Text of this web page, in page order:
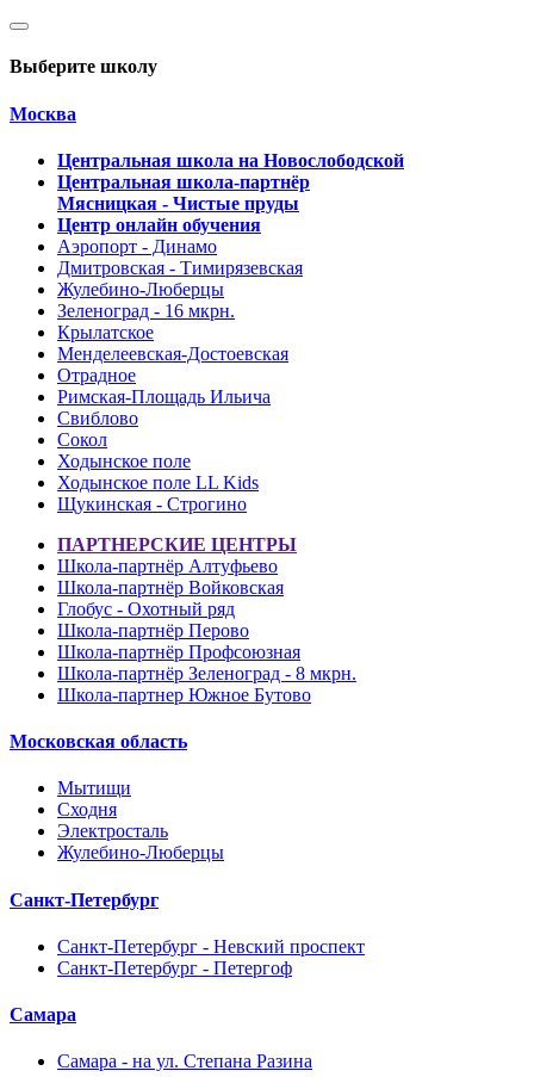
Выберите школу
Москва
Центральная школа на Новослободской
Центральная школа-партнёр
Мясницкая - Чистые пруды
Центр онлайн обучения
Аэропорт - Динамо
Дмитровская - Тимирязевская
Жулебино-Люберцы
Зеленоград - 16 мкрн.
Крылатское
Менделеевская-Достоевская
Отрадное
Римская-Площадь Ильича
Свиблово
Сокол
Ходынское поле
Ходынское поле LL Kids
Щукинская - Строгино
ПАРТНЕРСКИЕ ЦЕНТРЫ
Школа-партнёр Алтуфьево
Школа-партнёр Войковская
Глобус - Охотный ряд
Школа-партнёр Перово
Школа-партнёр Профсоюзная
Школа-партнёр Зеленоград - 8 мкрн.
Школа-партнер Южное Бутово
Московская область
Мытищи
Сходня
Электросталь
Жулебино-Люберцы
Санкт-Петербург
Санкт-Петербург - Невский проспект
Санкт-Петербург - Петергоф
Самара
Самара - на ул. Степана Разина